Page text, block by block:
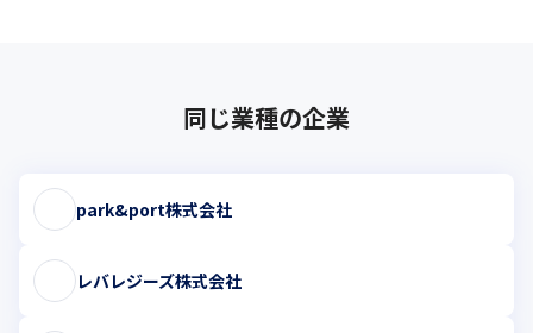
同じ業種の企業
park&port株式会社
レバレジーズ株式会社